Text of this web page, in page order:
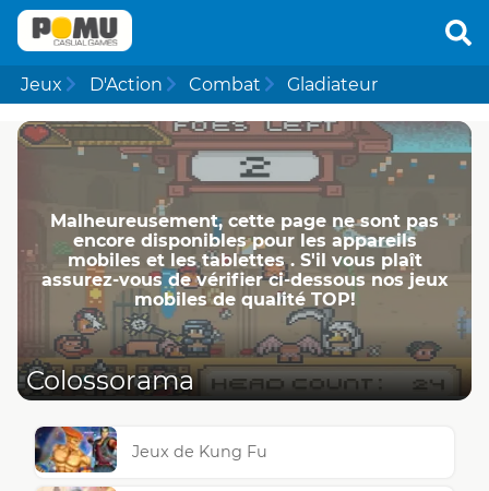
Jeux D'Action Combat Gladiateur
Malheureusement, cette page ne ​​sont pas
encore disponibles pour les appareils
mobiles et les tablettes . S'il vous plaît
assurez-vous de vérifier ci-dessous nos jeux
mobiles de qualité TOP!
Colossorama
Jeux de Kung Fu